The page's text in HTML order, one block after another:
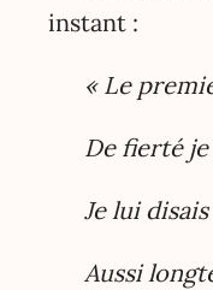
instant :
« Le
De fierté
Je lui
Aussi